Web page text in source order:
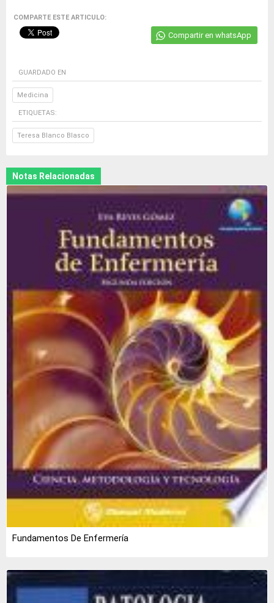
COMPARTE ESTE ARTICULO:
Compartir en whatsApp
GUARDADO EN
Medicina
ETIQUETAS:
Teresa Blanco Blasco
Notas Relacionadas
Fundamentos De Enfermería